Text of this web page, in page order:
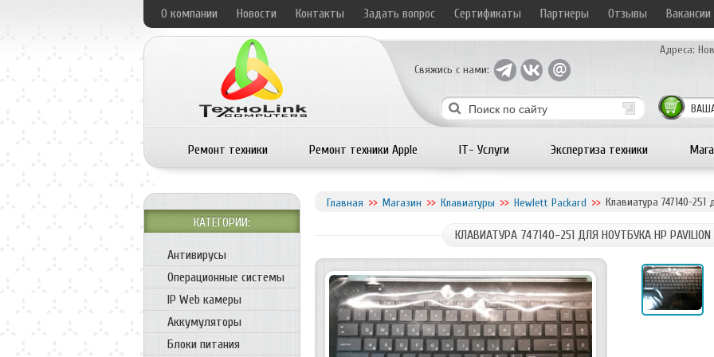
О компании Новости Контакты Задать вопрос Сертификаты Партнеры Отзывы Вакансии
Свяжись с нами:
Адреса:
Ремонт техники Ремонт техники Apple IT- Услуги Экспертиза техники
Главная Магазин Клавиатуры Hewlett Packard Клавиатура 747140-
КЛАВИАТУРА 747140-251 ДЛЯ НОУТБУКА HP PAVILION
КАТЕГОРИИ:
Антивирусы
Операционные системы
IP Web камеры
Аккумуляторы
Блоки питания